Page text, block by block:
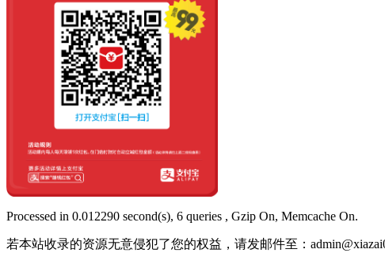
Processed in 0.012290 second(s), 6 queries , Gzip On, Memcache On.
若本站收录的资源无意侵犯了您的权益，请发邮件至：